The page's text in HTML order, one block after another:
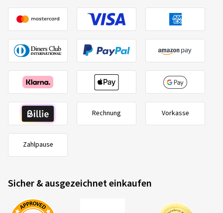
Rechnung Vorkasse
Zahlpause
Sicher & ausgezeichnet einkaufen